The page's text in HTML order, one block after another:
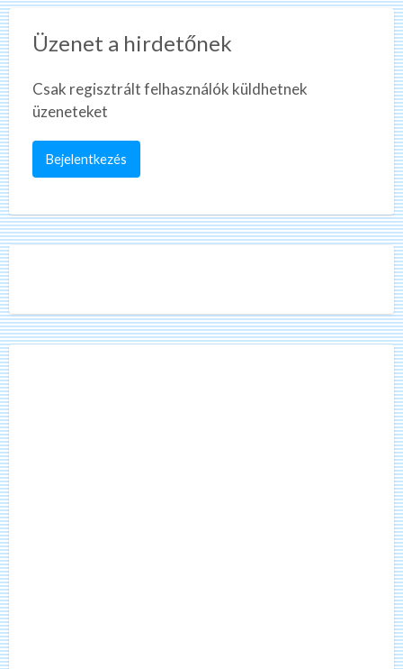
Üzenet a hirdetőnek
Csak regisztrált felhasználók küldhetnek
üzeneteket
Bejelentkezés